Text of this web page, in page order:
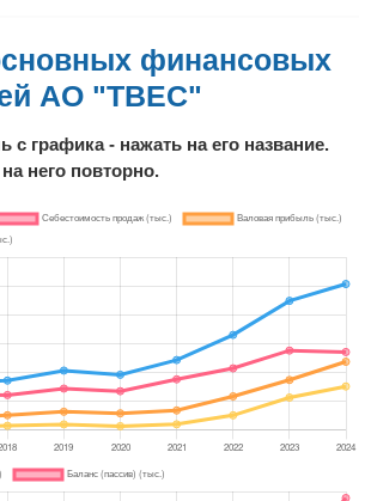
финансовых
АО "ТВЕС"
с графика - нажать на его название.
него повторно.